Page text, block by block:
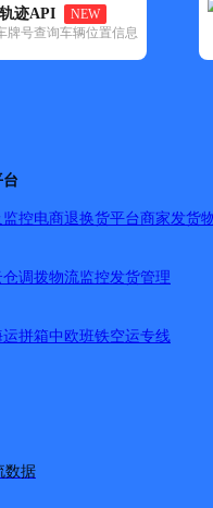
迹API
NEW
牌号查询车辆位置信息
台
监控电商退换货平台商家发货
仓调拨物流监控发货管理
运拼箱中欧班铁空运专线
数据
快递：德邦快递 ✕
清空
业部
址：河北路8号
点ID13402
：河北省唐山市丰润区
点ID2637
址：河北省唐山市迁安市